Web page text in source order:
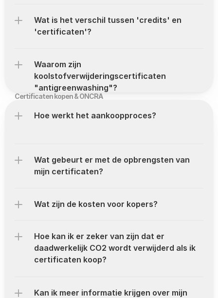
Wat is het verschil tussen 'credits' en
'certificaten'?
Waarom zijn
koolstofverwijderingscertificaten
"antigreenwashing"?
Certificaten kopen & ONCRA
Hoe werkt het aankoopproces?
Wat gebeurt er met de opbrengsten van
mijn certificaten?
Wat zijn de kosten voor kopers?
Hoe kan ik er zeker van zijn dat er
daadwerkelijk CO2 wordt verwijderd als ik
certificaten koop?
Kan ik meer informatie krijgen over mijn